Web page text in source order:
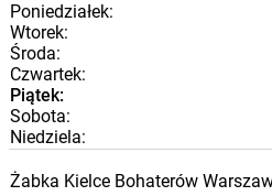
Poniedziałek:
Wtorek:
Środa:
Czwartek:
Piątek:
Sobota:
Niedziela:
Żabka Kielce Bohaterów